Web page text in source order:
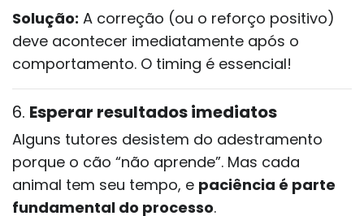
Solução: A correção (ou o reforço positivo)
deve acontecer imediatamente após o
comportamento. O timing é essencial!
6. Esperar resultados imediatos
Alguns tutores desistem do adestramento
porque o cão “não aprende”. Mas cada
animal tem seu tempo, e paciência é parte
fundamental do processo.